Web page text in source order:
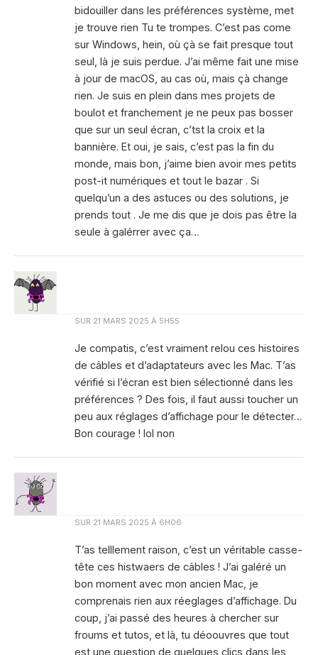
bidouiller dans les préférences système, met
je trouve rien Tu te trompes. C’est pas come
sur Windows, hein, où çà se fait presque tout
seul, là je suis perdue. J’ai même fait une mise
à jour de macOS, au cas où, mais çà change
rien. Je suis en plein dans mes projets de
boulot et franchement je ne peux pas bosser
que sur un seul écran, c’tst la croix et la
bannière. Et oui, je sais, c’est pas la fin du
monde, mais bon, j’aime bien avoir mes petits
post-it numériques et tout le bazar . Si
quelqu’un a des astuces ou des solutions, je
prends tout . Je me dis que je dois pas être la
seule à galérrer avec ça…
SUR 21 MARS 2025 À 5H55
Je compatis, c’est vraiment relou ces histoires
de câbles et d’adaptateurs avec les Mac. T’as
vérifié si l’écran est bien sélectionné dans les
préférences ? Des fois, il faut aussi toucher un
peu aux réglages d’affichage pour le détecter…
Bon courage ! lol non
SUR 21 MARS 2025 À 6H06
T’as telllement raison, c’est un véritable casse-
tête ces histwaers de câbles ! J’ai galéré un
bon moment avec mon ancien Mac, je
comprenais rien aux réeglages d’affichage. Du
coup, j’ai passé des heures à chercher sur
froums et tutos, et là, tu déoouvres que tout
est une question de quelques clics dans les